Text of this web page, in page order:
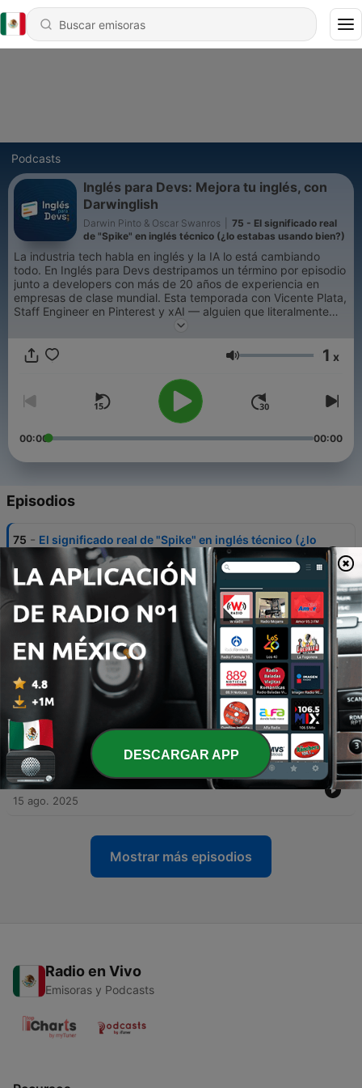
Podcasts
Inglés para Devs: Mejora tu inglés, con
Darwinglish
Darwin Pinto & Oscar Swanros
75 - El significado real
de "Spike" en inglés técnico (¿lo estabas usando bien?)
La industria tech habla en inglés y la IA lo está cambiando
todo. En Inglés para Devs destripamos un término por episodio
junto a developers con más de 20 años de experiencia en
empresas de clase mundial. Esta temporada con Vicente Plata,
Staff Engineer en Pinterest y xAI — alguien que literalmente
construye herramientas de AI mientras hablamos.
Volumen 1 x
00:00 00:00
Episodios
75 - El significado real de "Spike" en inglés técnico (¿lo
estabas usando bien?)
04 mayo 2026
74 - Inglés tech: GROOMING — significado,
pronunciación y errores más comunes
-
Inge de Grok explica los tokens, Darwin corrige
pronunciación
14 abr. 2026
72 - Daily standup como pro
29 ago. 2025
71 - Pedir ayuda y hacer follow up
15 ago. 2025
Mostrar más episodios
Radio en Vivo
Emisoras y Podcasts
DESCARGAR APP